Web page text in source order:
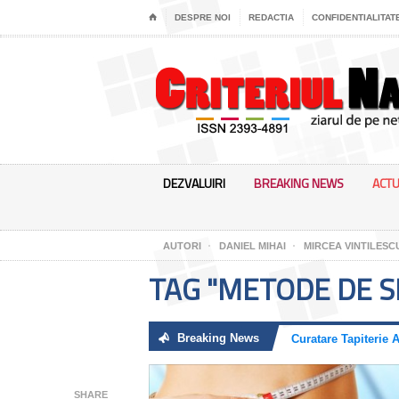
⌂ DESPRE NOI REDACTIA
DEZVALUIRI BREAKING NEWS
AUTORI DANIEL MIHAI MIRCEA
SHARE
TAG "METODE DE
Breaking News